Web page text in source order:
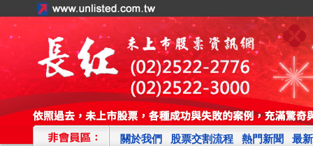
關於我們 股票交割流程 熱門新聞 最